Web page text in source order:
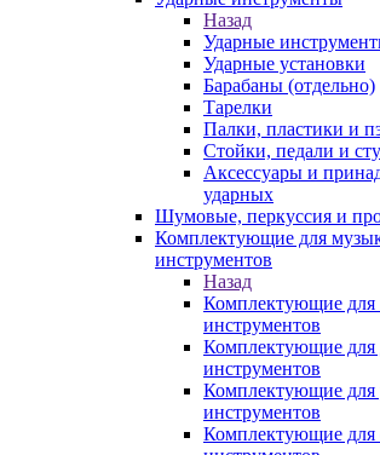
Назад
Ударные
Ударные установки
Барабаны (отдельно)
Тарелки
Палки, пластики и
Стойки, педали и
Аксессуары и
ударных
Шумовые, перкуссия и
Комплектующие для
инструментов
Назад
Комплектующие для
инструментов
Комплектующие для
инструментов
Комплектующие для
инструментов
Комплектующие